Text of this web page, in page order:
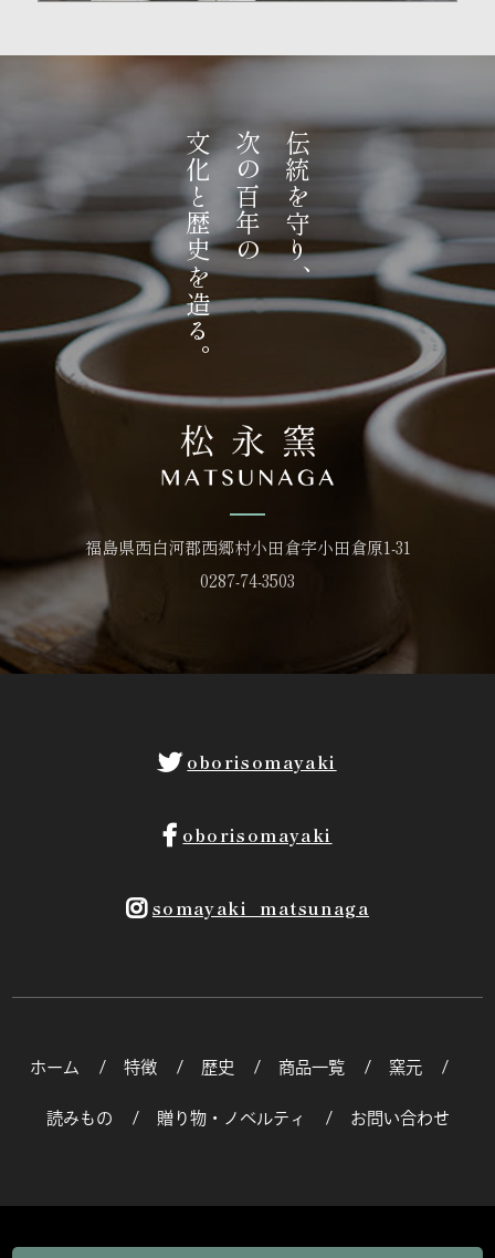
伝統を守り、
次の百年の
文化と歴史を造る。
福島県西白河郡西郷村小田倉字小田倉原1-31
0287-74-3503
oborisomayaki
oborisomayaki
somayaki_matsunaga
ホーム 特徴 歴史 商品一覧 窯元
読みもの 贈り物・ノベルティ お問い合わせ